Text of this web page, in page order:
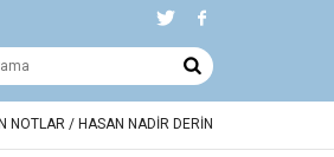
NOTLAR / HASAN NADİR DERİN